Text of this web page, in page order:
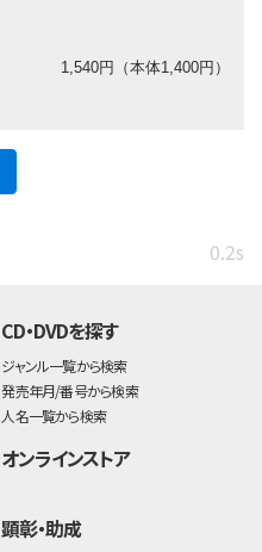
1,540円（本体1,400円）
0.2s
CD・DVDを探す
ジャンル一覧から検索
発売年月/番号から検索
人名一覧から検索
オンラインストア
顕彰・助成